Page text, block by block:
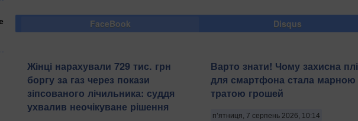
FaceBook Disqus
Жінці нарахували 729 тис. грн
боргу за газ через покази
зіпсованого лічильника: суддя
ухвалив неочікуване рішення
Варто знати! Чому захисна
для смартфона стала марною
тратою грошей
п’ятниця, 7 серпень 2026, 10:14